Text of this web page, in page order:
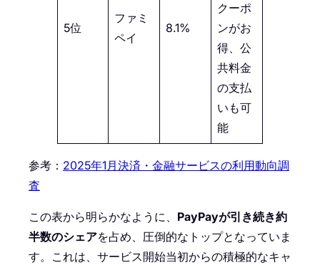
5位
ファミ
ペイ
8.1%
クーポ
ンがお
得、公
共料金
の支払
いも可
能
参考： 2025年1月決済・金融サービスの利用動向調
査
この表から明らかなように、 PayPayが引き続き約
半数のシェアを占め、圧倒的なトップとなっていま
す。これは、サービス開始当初からの積極的なキャ